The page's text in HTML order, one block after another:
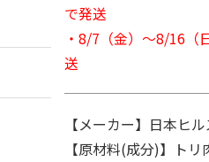
で発送
・8/7（金）～8/16（
送
【メーカー】日本ヒ
【原材料(成分)】ト